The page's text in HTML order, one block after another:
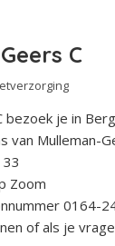
C
bezoek je in
van Mulleman-
Zoom
0164-
of als je